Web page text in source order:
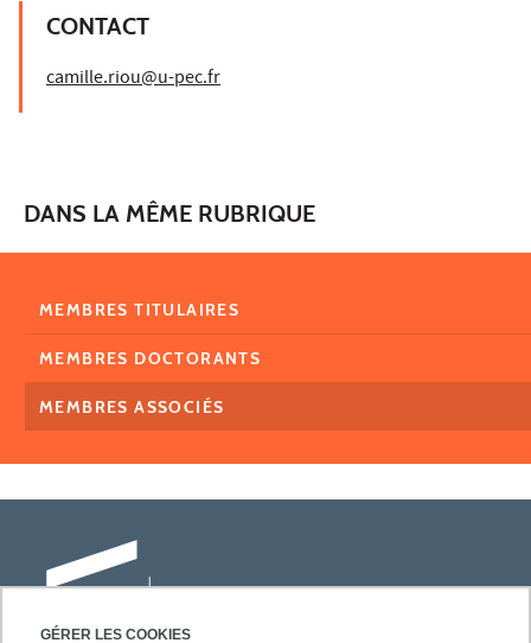
GÉRER LES COOKIES
CONTACT
camille.riou@u-pec.fr
DANS LA MÊME RUBRIQUE
MEMBRES TITULAIRES
MEMBRES DOCTORANTS
MEMBRES ASSOCIÉS